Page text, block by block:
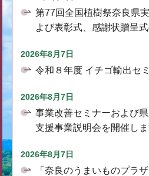
第77回全国植樹祭奈良県
よび表彰式、感謝状贈呈
2026年8月7日
令和８年度 イチゴ輸出セ
2026年8月7日
事業改善セミナーおよび
支援事業説明会を開催しま
2026年8月7日
「奈良のうまいものプラ